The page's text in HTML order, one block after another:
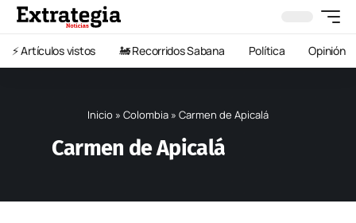
⚡️ Artículos vistos 🚂 Recorridos Sabana Política Opinión
Inicio » Colombia » Carmen de Apicalá
Carmen de Apicalá